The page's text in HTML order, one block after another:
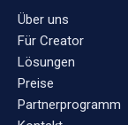
Über uns
Für Creator
Lösungen
Preise
Partnerprogramm